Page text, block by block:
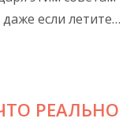
если летите
любит комфорт.
РЕАЛЬНО